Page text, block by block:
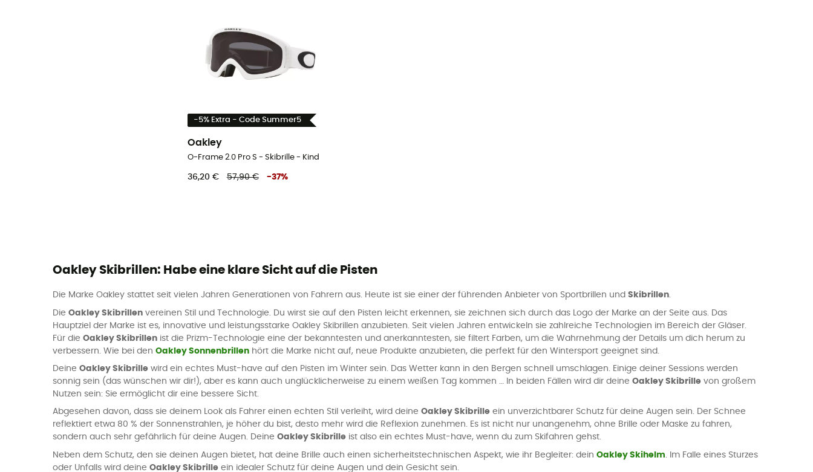
-5% Extra - Code Summer5
Oakley
O-Frame 2.0 Pro S - Skibrille - Kind
36,20 € 57,90 € -37%
Oakley Skibrillen: Habe eine klare Sicht auf die Pisten
Die Marke Oakley stattet seit vielen Jahren Generationen von Fahrern aus. Heute ist sie einer der führenden Anbieter von Sportbrillen und Skibrillen.
Die Oakley Skibrillen vereinen Stil und Technologie. Du wirst sie auf den Pisten leicht erkennen, sie zeichnen sich durch das Logo der Marke an der Seite aus. Das
Hauptziel der Marke ist es, innovative und leistungsstarke Oakley Skibrillen anzubieten. Seit vielen Jahren entwickeln sie zahlreiche Technologien im Bereich der Gläser.
Für die Oakley Skibrillen ist die Prizm-Technologie eine der bekanntesten und anerkanntesten, sie filtert Farben, um die Wahrnehmung der Details um dich herum zu
verbessern. Wie bei den Oakley Sonnenbrillen hört die Marke nicht auf, neue Produkte anzubieten, die perfekt für den Wintersport geeignet sind.
Deine Oakley Skibrille wird ein echtes Must-have auf den Pisten im Winter sein. Das Wetter kann in den Bergen schnell umschlagen. Einige deiner Sessions werden
sonnig sein (das wünschen wir dir!), aber es kann auch unglücklicherweise zu einem weißen Tag kommen … In beiden Fällen wird dir deine Oakley Skibrille von großem
Nutzen sein: Sie ermöglicht dir eine bessere Sicht.
Abgesehen davon, dass sie deinem Look als Fahrer einen echten Stil verleiht, wird deine Oakley Skibrille ein unverzichtbarer Schutz für deine Augen sein. Der Schnee
reflektiert etwa 80 % der Sonnenstrahlen, je höher du bist, desto mehr wird die Reflexion zunehmen. Es ist nicht nur unangenehm, ohne Brille oder Maske zu fahren,
sondern auch sehr gefährlich für deine Augen. Deine Oakley Skibrille ist also ein echtes Must-have, wenn du zum Skifahren gehst.
Neben dem Schutz, den sie deinen Augen bietet, hat deine Brille auch einen sicherheitstechnischen Aspekt, wie ihr Begleiter: dein Oakley Skihelm . Im Falle eines Sturzes
oder Unfalls wird deine Oakley Skibrille ein idealer Schutz für deine Augen und dein Gesicht sein.